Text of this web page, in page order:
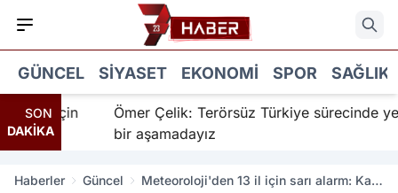
GÜNCEL SIYASET EKONOMI SPOR SAĞLIK
SON
DAKİKA
için
Ömer Çelik: Terörsüz Türkiye sürecinde yeni
bir aşamadayız
Haberler Güncel
Meteoroloji'den 13 il için sarı alarm: Kar